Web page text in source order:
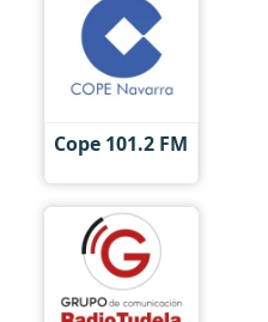
Cope 101.2 FM